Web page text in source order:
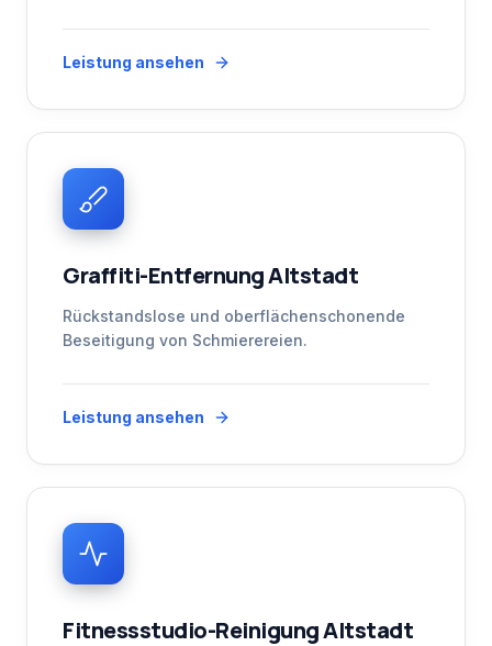
Leistung ansehen
Graffiti-Entfernung Altstadt
Rückstandslose und oberflächenschonende
Beseitigung von Schmierereien.
Leistung ansehen
Fitnessstudio-Reinigung Altstadt